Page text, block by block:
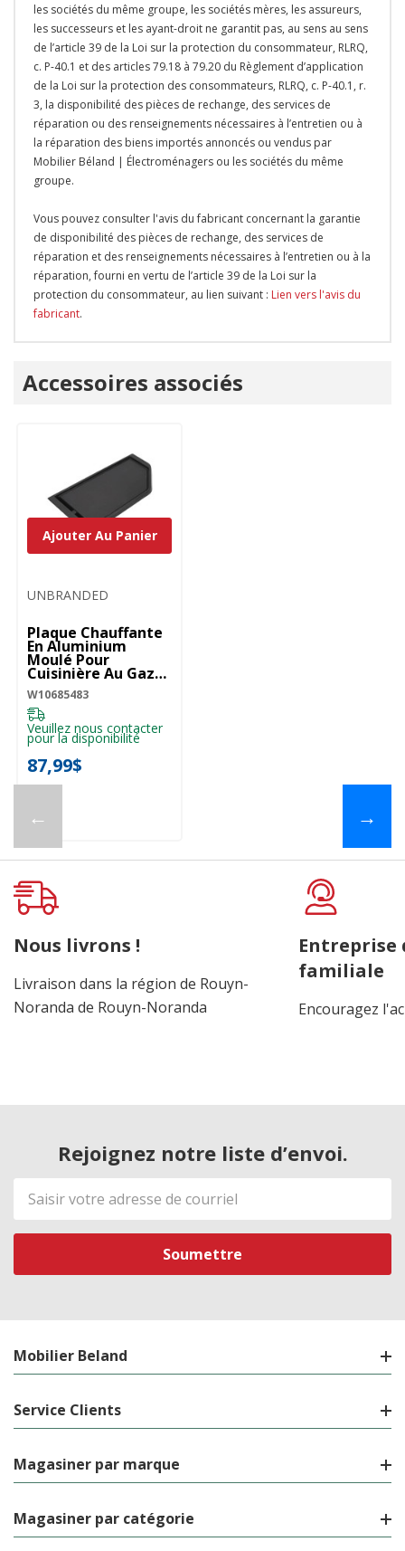
les sociétés du même groupe, les sociétés mères, les assureurs,
les successeurs et les ayant-droit ne garantit pas, au sens au sens
de l’article 39 de la Loi sur la protection du consommateur, RLRQ,
c. P-40.1 et des articles 79.18 à 79.20 du Règlement d’application
de la Loi sur la protection des consommateurs, RLRQ, c. P-40.1, r.
3, la disponibilité des pièces de rechange, des services de
réparation ou des renseignements nécessaires à l’entretien ou à
la réparation des biens importés annoncés ou vendus par
Mobilier Béland | Électroménagers ou les sociétés du même
groupe.
Vous pouvez consulter l'avis du fabricant concernant la garantie
de disponibilité des pièces de rechange, des services de
réparation et des renseignements nécessaires à l’entretien ou à la
réparation, fourni en vertu de l’article 39 de la Loi sur la
protection du consommateur, au lien suivant : Lien vers l'avis du
fabricant.
Accessoires associés
←
UNBRANDED
Plaque Chauffante
En Aluminium
Moulé Pour
Cuisinière Au Gaz
W10685483
W10685483
Veuillez nous contacter
pour la disponibilité
87,99$
Ajouter Au Panier
→
Nous livrons !
Livraison dans la région de Rouyn-
Noranda de Rouyn-Noranda
Entreprise
familiale
Encouragez
Rejoignez notre liste d’envoi.
Adresse
de
courriel
Mobilier Beland
Service Clients
Magasiner par marque
Magasiner par catégorie